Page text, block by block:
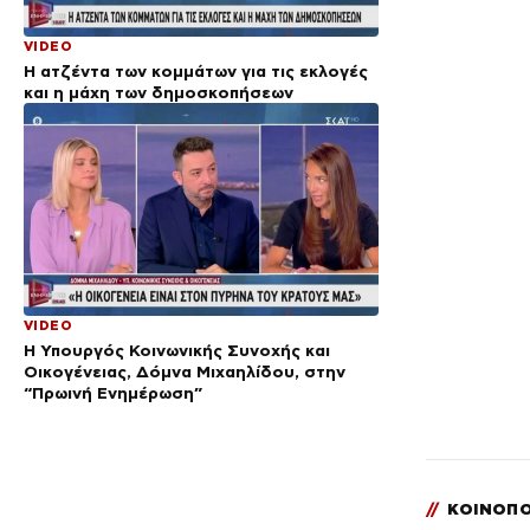
VIDEO
Η ατζέντα των κομμάτων για τις εκλογές
και η μάχη των δημοσκοπήσεων
VIDEO
Η Υπουργός Κοινωνικής Συνοχής και
Οικογένειας, Δόμνα Μιχαηλίδου, στην
“Πρωινή Ενημέρωση”
//